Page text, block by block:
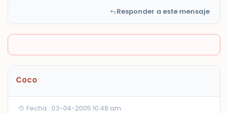
Responder a este mensaje
Coco
Fecha : 03-04-2005 10:48 am